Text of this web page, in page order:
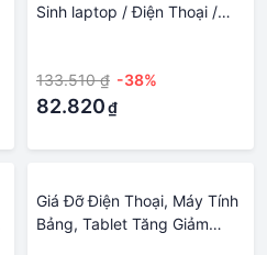
Sinh laptop / Điện Thoại /
Tính Bảng Đa Năng Và Nhiều
Hơn Bao Gồm Khăn Lau
133.510 ₫ -38%
82.820₫
Giá Đỡ Điện Thoại, Máy Tính
Bảng, Tablet Tăng Giảm